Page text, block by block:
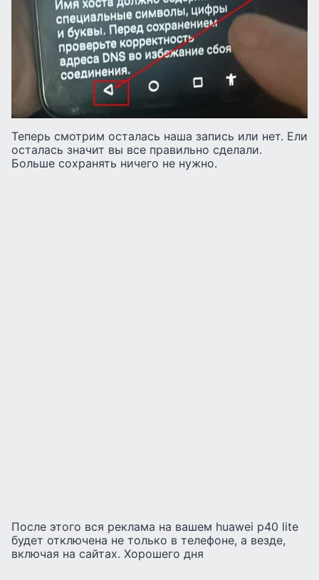
Теперь смотрим осталась наша запись или нет. Ели
осталась значит вы все правильно сделали.
Больше сохранять ничего не нужно.
После этого вся реклама на вашем huawei p40 lite
будет отключена не только в телефоне, а везде,
включая на сайтах. Хорошего дня